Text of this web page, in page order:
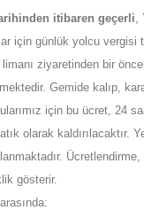
itibaren geçerli,
için günlük yolcu vergisi
ziyaretinden bir
Gemide kalıp,
için bu ücret, 24
olarak kaldırılacaktır.
gösterir.